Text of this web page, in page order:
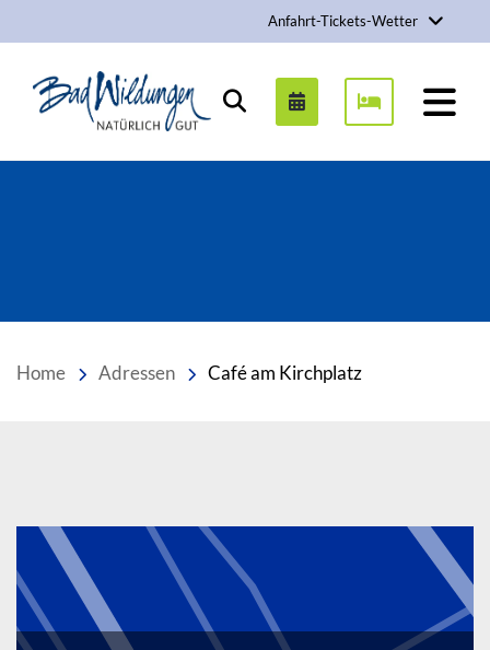
Anfahrt-Tickets-Wetter
Stadt Bad Wildungen
Suchen
Home Adressen Café am Kirchplatz